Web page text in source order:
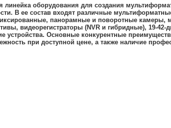
линейка оборудования для создания
В ее состав входят различные
панорамные и поворотные камеры,
видеорегистраторы (NVR и гибридные), 19-
устройства. Основные конкурентные
при доступной цене, а также наличие